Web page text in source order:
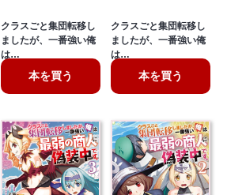
クラスごと集団転移し
ましたが、一番強い俺
は…
本を買う
クラスごと集団転移し
ましたが、一番強い俺
は…
本を買う